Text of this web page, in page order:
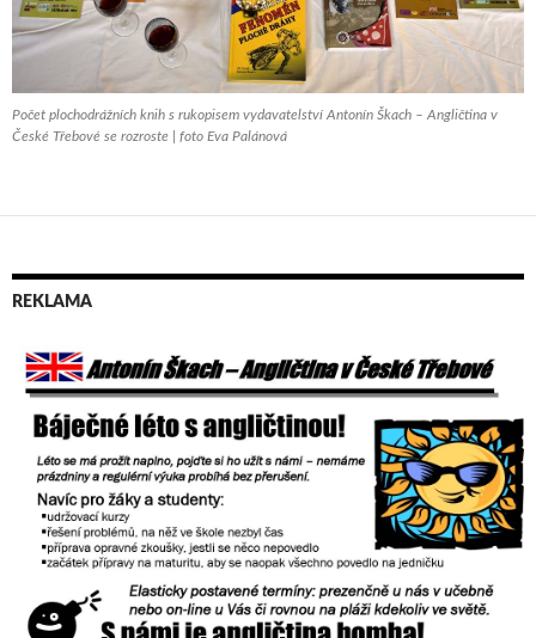
Počet plochodrážních knih s rukopisem vydavatelství Antonín Škach – Angličtina v
České Třebové se rozroste | foto Eva Palánová
REKLAMA